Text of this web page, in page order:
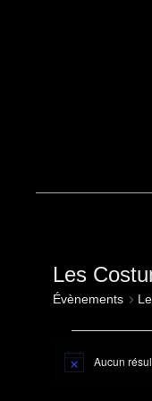
Les
Évènements
NoticeAucun